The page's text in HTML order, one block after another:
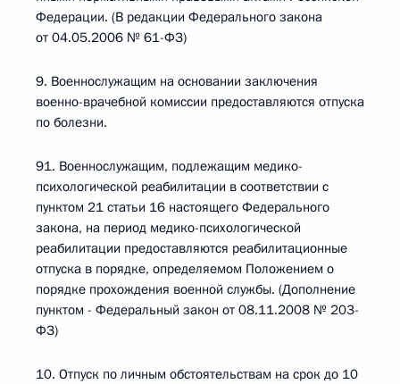
Федерации. (В редакции Федерального закона
от 04.05.2006 № 61-ФЗ)
9. Военнослужащим на основании заключения
военно-врачебной комиссии предоставляются отпуска
по болезни.
91. Военнослужащим, подлежащим медико-
психологической реабилитации в соответствии с
пунктом 21 статьи 16 настоящего Федерального
закона, на период медико-психологической
реабилитации предоставляются реабилитационные
отпуска в порядке, определяемом Положением о
порядке прохождения военной службы. (Дополнение
пунктом - Федеральный закон от 08.11.2008 № 203-
ФЗ)
10. Отпуск по личным обстоятельствам на срок до 10